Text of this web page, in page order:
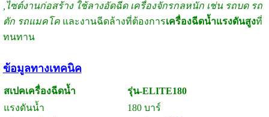
,ไซต์งานก่อสร้าง ใช้ลางอัดฉีด เครื่องจักรกลหนัก เช่น รถบด รถ
ตัก รถแมคโคและงานฉีดล้างที่ต้องการเครื่องฉีดน้ำแรงดันสูงที่
ทนทาน
ข้อมูลทางเทคนิค
สเปคเครื่องฉีดน้ำ
รุ่น-ELITE180
แรงดันน้ำ
180 บาร์